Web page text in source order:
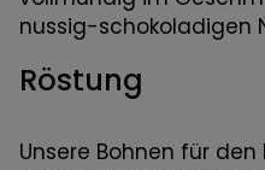
nussig-schokoladigen
Röstung
Unsere Bohnen für den